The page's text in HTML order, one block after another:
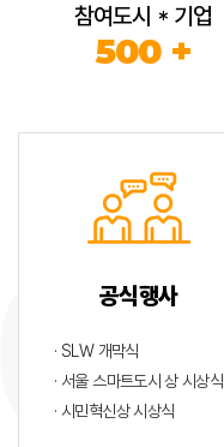
참여도시 * 기업
500 +
공식행사
· SLW 개막식
· 서울 스마트도시 상 시상식
· 시민혁신상 시상식